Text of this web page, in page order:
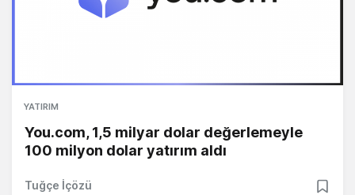
YATIRIM
You.com, 1,5 milyar dolar değerlemeyle
100 milyon dolar yatırım aldı
Tuğçe İçözü